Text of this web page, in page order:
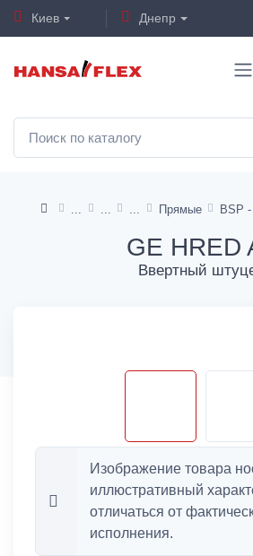
Киев Днепр
Прямые BSP
GE HRED
Ввертный
Изображение товара
иллюстративный
отличаться от
исполнения.